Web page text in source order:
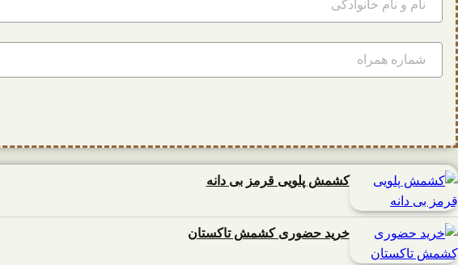
کشمش پلویی قرمز بی دانه
خرید حضوری کشمش تاکستان